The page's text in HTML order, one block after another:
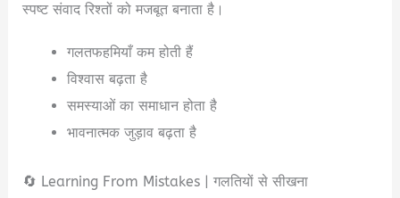
स्पष्ट संवाद रिश्तों को मजबूत बनाता है।
गलतफहमियाँ कम होती हैं
विश्वास बढ़ता है
समस्याओं का समाधान होता है
भावनात्मक जुड़ाव बढ़ता है
🔄 Learning From Mistakes | गलतियों से सीखना